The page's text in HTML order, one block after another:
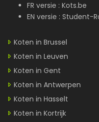
FR versie : Kots.be
EN versie : Student-
Koten in Brussel
Koten in Leuven
Koten in Gent
Koten in Antwerpen
Koten in Hasselt
Koten in Kortrijk